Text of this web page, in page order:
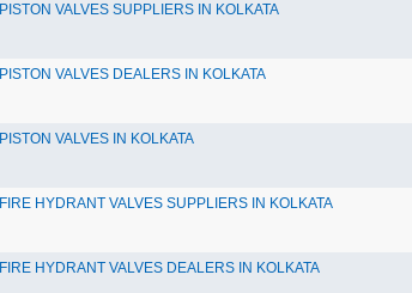
PISTON VALVES SUPPLIERS IN KOLKATA
PISTON VALVES DEALERS IN KOLKATA
PISTON VALVES IN KOLKATA
FIRE HYDRANT VALVES SUPPLIERS IN KOLKATA
FIRE HYDRANT VALVES DEALERS IN KOLKATA